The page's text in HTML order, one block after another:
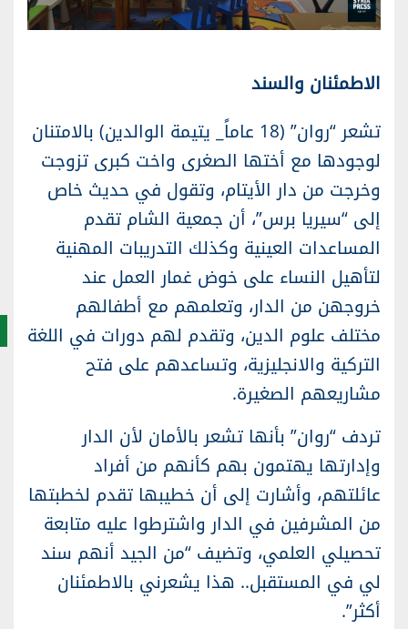
الاطمئنان والسند
تشعر “روان” (18 عاماً_ يتيمة الوالدين) بالامتنان
لوجودها مع أختها الصغرى واخت كبرى تزوجت
وخرجت من دار الأيتام، وتقول في حديث خاص
إلى “سيريا برس”، أن جمعية الشام تقدم
المساعدات العينية وكذلك التدريبات المهنية
لتأهيل النساء على خوض غمار العمل عند
خروجهن من الدار، وتعلمهم مع أطفالهم
مختلف علوم الدين، وتقدم لهم دورات في اللغة
التركية والانجليزية، وتساعدهم على فتح
مشاريعهم الصغيرة.
تردف “روان” بأنها تشعر بالأمان لأن الدار
وإدارتها يهتمون بهم كأنهم من أفراد
عائلتهم، وأشارت إلى أن خطيبها تقدم لخطبتها
من المشرفين في الدار واشترطوا عليه متابعة
تحصيلي العلمي، وتضيف “من الجيد أنهم سند
لي في المستقبل.. هذا يشعرني بالاطمئنان
أكثر”.